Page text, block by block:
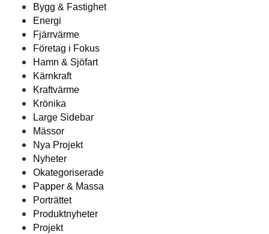
Bygg & Fastighet
Energi
Fjärrvärme
Företag i Fokus
Hamn & Sjöfart
Kärnkraft
Kraftvärme
Krönika
Large Sidebar
Mässor
Nya Projekt
Nyheter
Okategoriserade
Papper & Massa
Porträttet
Produktnyheter
Projekt